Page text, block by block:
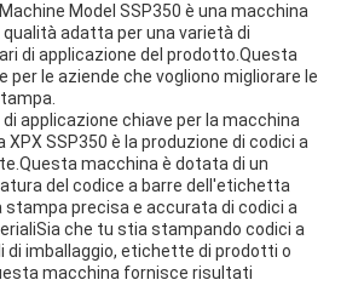
Model SSP350 è una macchina
adatta per una varietà di
di applicazione del prodotto.Questa
per le aziende che vogliono migliorare le
applicazione chiave per la macchina
SSP350 è la produzione di codici a
macchina è dotata di un
del codice a barre dell'etichetta
stampa precisa e accurata di codici a
che tu stia stampando codici a
di imballaggio, etichette di prodotti o
macchina fornisce risultati